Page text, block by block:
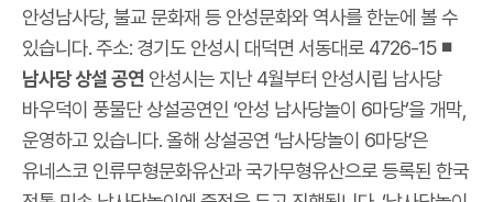
안성남사당, 불교 문화재 등 안성문화와 역사를 한눈에 볼 수
있습니다. 주소: 경기도 안성시 대덕면 서동대로 4726-15 ◾
남사당 상설 공연 안성시는 지난 4월부터 안성시립 남사당
바우덕이 풍물단 상설공연인 ‘안성 남사당놀이 6마당’을 개막,
운영하고 있습니다. 올해 상설공연 ‘남사당놀이 6마당’은
유네스코 인류무형문화유산과 국가무형유산으로 등록된 한국